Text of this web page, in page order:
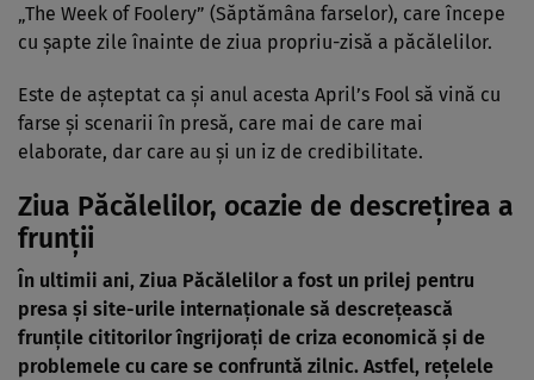
„The Week of Foolery” (Săptămâna farselor), care începe
cu şapte zile înainte de ziua propriu-zisă a păcălelilor.
Este de aşteptat ca şi anul acesta April’s Fool să vină cu
farse şi scenarii în presă, care mai de care mai
elaborate, dar care au şi un iz de credibilitate.
Ziua Păcălelilor, ocazie de descrețirea a
frunții
În ultimii ani, Ziua Păcălelilor a fost un prilej pentru
presa şi site-urile internaţionale să descreţească
frunţile cititorilor îngrijoraţi de criza economică şi de
problemele cu care se confruntă zilnic. Astfel, reţelele